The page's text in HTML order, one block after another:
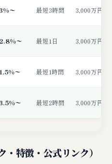
〜 最短3時間 3,000万円
2.8%〜 最短1日 3,000万円
1.5%〜 最短1時間 3,000万円
〜 最短2時間 3,000万円
特徴・公式リンク）